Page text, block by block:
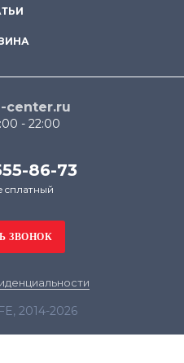
center.ru
- 22:00
86-73
2014-2026